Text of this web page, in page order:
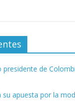
presidente de
su apuesta por la